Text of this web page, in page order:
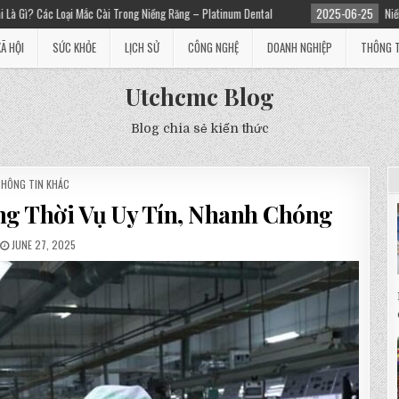
Niềng Răng – Platinum Dental 2025-06-25 Niềng răng giá bao nhiêu? Chi Phí
HỘI SỨC KHỎE LỊCH SỬ CÔNG NGHỆ DOANH NGHIỆP THÔNG
Utchcmc Blog
Blog chia sẻ kiến thức
TIN KHÁC
Thời Vụ Uy Tín, Nhanh Chóng
JUNE 27, 2025